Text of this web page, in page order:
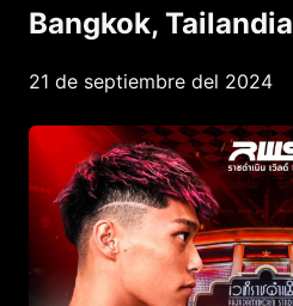
Bangkok, Tailandia
21 de septiembre del 2024